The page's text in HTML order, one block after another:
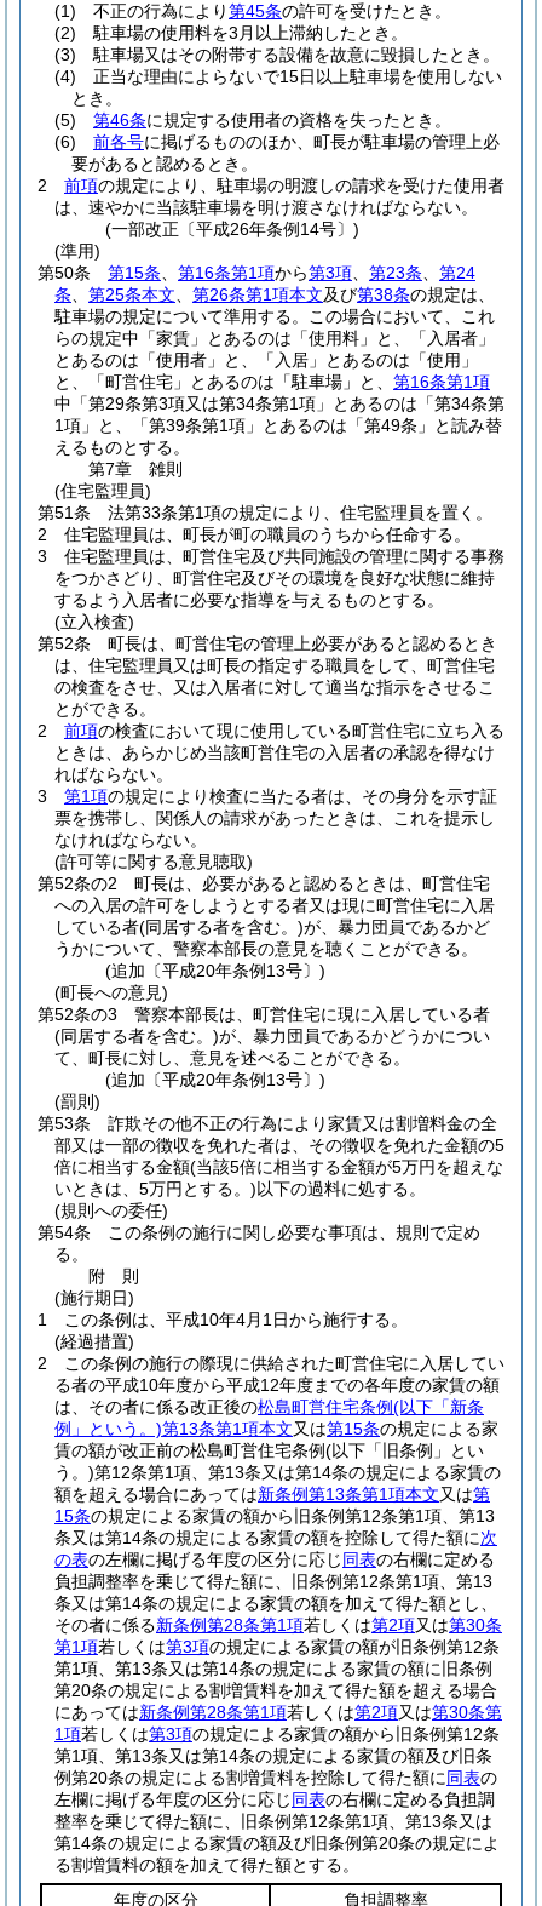
(1)
不正の行為により第45条の許可を受けたとき。
(2)
駐車場の使用料を3月以上滞納したとき。
(3)
駐車場又はその附帯する設備を故意に毀損したとき。
(4)
正当な理由によらないで15日以上駐車場を使用しない
とき。
(5)
第46条に規定する使用者の資格を失ったとき。
(6)
前各号に掲げるもののほか、町長が駐車場の管理上必
要があると認めるとき。
2
前項の規定により、駐車場の明渡しの請求を受けた使用者
は、速やかに当該駐車場を明け渡さなければならない。
(一部改正〔平成26年条例14号〕)
(準用)
第50条
第15条 第16条第1項から第3項 第23条
第24
条
第25条本文 第26条第1項本文及び第38条の規定は、
駐車場の規定について準用する。
この場合において、これ
らの規定中「家賃」とあるのは「使用料」と、「入居者」
とあるのは「使用者」と、「入居」とあるのは「使用」
と、「町営住宅」とあるのは「駐車場」と、 第16条第1項
中「第29条第3項又は第34条第1項」とあるのは「第34条第
1項」と、「第39条第1項」とあるのは「第49条」と読み替
えるものとする。
第7章
雑則
(住宅監理員)
第51条
法第33条第1項の規定により、住宅監理員を置く。
2
住宅監理員は、町長が町の職員のうちから任命する。
3
住宅監理員は、町営住宅及び共同施設の管理に関する事務
をつかさどり、町営住宅及びその環境を良好な状態に維持
するよう入居者に必要な指導を与えるものとする。
(立入検査)
第52条
町長は、町営住宅の管理上必要があると認めるとき
は、住宅監理員又は町長の指定する職員をして、町営住宅
の検査をさせ、又は入居者に対して適当な指示をさせるこ
とができる。
2
前項の検査において現に使用している町営住宅に立ち入る
ときは、あらかじめ当該町営住宅の入居者の承認を得なけ
ればならない。
3
第1項の規定により検査に当たる者は、その身分を示す証
票を携帯し、関係人の請求があったときは、これを提示し
なければならない。
(許可等に関する意見聴取)
第52条の2
町長は、必要があると認めるときは、町営住宅
への入居の許可をしようとする者又は現に町営住宅に入居
している者(同居する者を含む。)が、暴力団員であるかど
うかについて、警察本部長の意見を聴くことができる。
(追加〔平成20年条例13号〕)
(町長への意見)
第52条の3
警察本部長は、町営住宅に現に入居している者
(同居する者を含む。)が、暴力団員であるかどうかについ
て、町長に対し、意見を述べることができる。
(追加〔平成20年条例13号〕)
(罰則)
第53条
詐欺その他不正の行為により家賃又は割増料金の全
部又は一部の徴収を免れた者は、その徴収を免れた金額の5
倍に相当する金額(当該5倍に相当する金額が5万円を超えな
いときは、5万円とする。)以下の過料に処する。
(規則への委任)
第54条
この条例の施行に関し必要な事項は、規則で定め
る。
附 則
(施行期日)
1
この条例は、平成10年4月1日から施行する。
(経過措置)
2
この条例の施行の際現に供給された町営住宅に入居してい
る者の平成10年度から平成12年度までの各年度の家賃の額
は、その者に係る改正後の松島町営住宅条例(以下「新条
例」という。)第13条第1項本文又は第15条の規定による家
賃の額が改正前の松島町営住宅条例(以下「旧条例」とい
う。)第12条第1項、第13条又は第14条の規定による家賃の
額を超える場合にあっては新条例第13条第1項本文又は第
15条の規定による家賃の額から旧条例第12条第1項、第13
条又は第14条の規定による家賃の額を控除して得た額に次
の表の左欄に掲げる年度の区分に応じ同表の右欄に定める
負担調整率を乗じて得た額に、旧条例第12条第1項、第13
条又は第14条の規定による家賃の額を加えて得た額とし、
その者に係る新条例第28条第1項若しくは第2項又は第30条
第1項若しくは第3項の規定による家賃の額が旧条例第12条
第1項、第13条又は第14条の規定による家賃の額に旧条例
第20条の規定による割増賃料を加えて得た額を超える場合
にあっては新条例第28条第1項若しくは第2項又は第30条第
1項若しくは第3項の規定による家賃の額から旧条例第12条
第1項、第13条又は第14条の規定による家賃の額及び旧条
例第20条の規定による割増賃料を控除して得た額に同表の
左欄に掲げる年度の区分に応じ同表の右欄に定める負担調
整率を乗じて得た額に、旧条例第12条第1項、第13条又は
第14条の規定による家賃の額及び旧条例第20条の規定によ
る割増賃料の額を加えて得た額とする。
年度の区分
負担調整率